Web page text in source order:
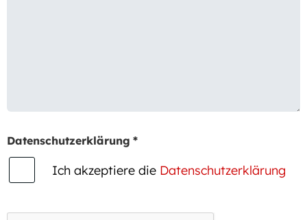
Datenschutzerklärung *
Ich akzeptiere die Datenschutzerklärung